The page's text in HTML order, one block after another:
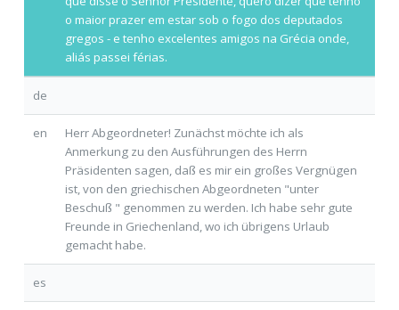
o maior prazer em estar sob o fogo dos deputados
gregos - e tenho excelentes amigos na Grécia onde,
aliás passei férias.
de
en
Herr Abgeordneter! Zunächst möchte ich als
Anmerkung zu den Ausführungen des Herrn
Präsidenten sagen, daß es mir ein großes Vergnügen
ist, von den griechischen Abgeordneten "unter
Beschuß " genommen zu werden. Ich habe sehr gute
Freunde in Griechenland, wo ich übrigens Urlaub
gemacht habe.
es